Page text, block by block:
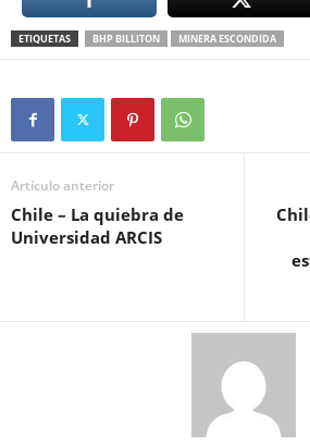
ETIQUETAS BHP BILLITON MINERA ESCONDIDA
Artículo anterior
Chile – La quiebra de
Universidad ARCIS